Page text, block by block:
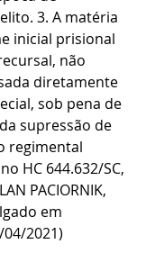
3. A matéria
inicial prisional
não
diretamente
sob pena de
supressão de
regimental
HC 644.632/SC,
PACIORNIK,
em
04/2021)